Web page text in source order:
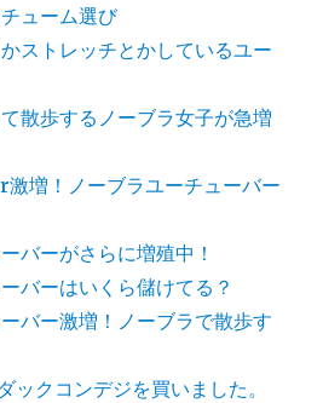
ューム選び
ストレッチとかしているユー
散歩するノーブラ女子が急増
増！ノーブラユーチューバー
バーがさらに増殖中！
バーはいくら儲けてる？
バー激増！ノーブラで散歩す
ックコンデジを買いました。